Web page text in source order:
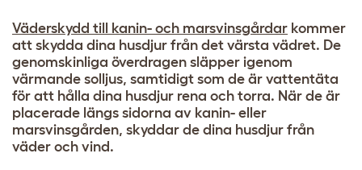
Väderskydd till kanin- och marsvinsgårdar kommer
att skydda dina husdjur från det värsta vädret. De
genomskinliga överdragen släpper igenom
värmande solljus, samtidigt som de är vattentäta
för att hålla dina husdjur rena och torra. När de är
placerade längs sidorna av kanin- eller
marsvinsgården, skyddar de dina husdjur från
väder och vind.